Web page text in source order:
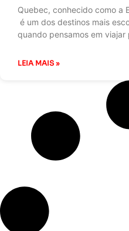
Quebec, conhecido como a
é um dos destinos mais
quando pensamos em viajar
LEIA MAIS »